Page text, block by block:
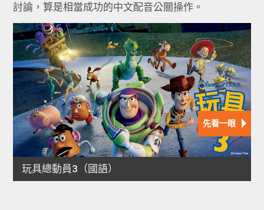
討論，算是相當成功的中文配音公關操作。